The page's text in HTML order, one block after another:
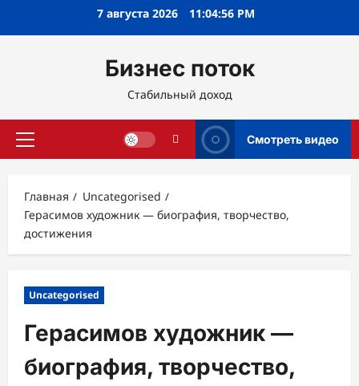
7 августа 2026 11:04:57 PM
Бизнес поток
Стабильный доход
Основное
Смотреть видео
Главная
Uncategorised
Герасимов художник — биография, творчество,
достижения
Uncategorised
Герасимов художник —
биография, творчество,